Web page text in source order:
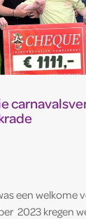
een welkome
2023 kregen